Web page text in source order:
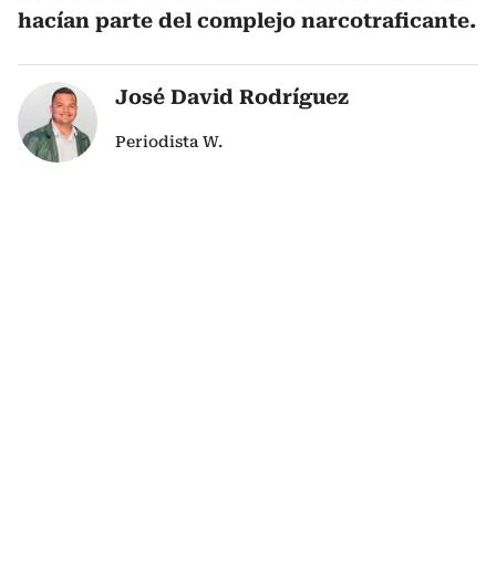
hacían parte del complejo narcotraficante.
José David Rodríguez
Periodista W.